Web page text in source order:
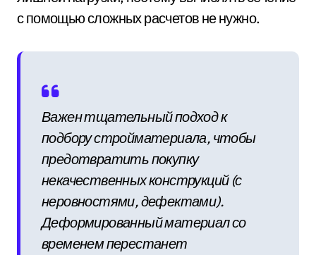
с помощью сложных расчетов не нужно.
Важен тщательный подход к
подбору стройматериала, чтобы
предотвратить покупку
некачественных конструкций (с
неровностями, дефектами).
Деформированный материал со
временем перестанет